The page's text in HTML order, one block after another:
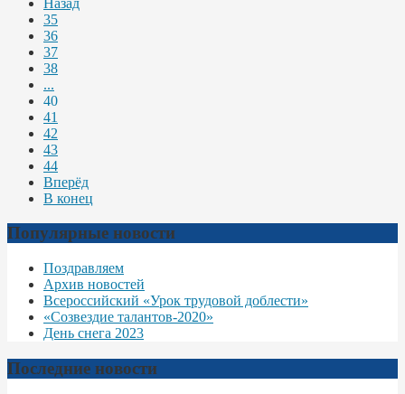
35
36
37
38
...
40
41
42
43
44
Вперёд
В конец
Популярные новости
Поздравляем
Архив новостей
Всероссийский «Урок трудовой доблести»
«Созвездие талантов-2020»
День снега 2023
Последние новости